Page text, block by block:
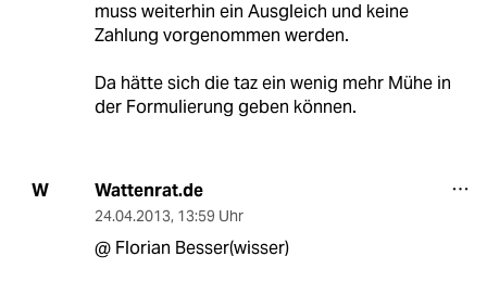
muss weiterhin ein Ausgleich und keine
Zahlung vorgenommen werden.
Da hätte sich die taz ein wenig mehr Mühe in
der Formulierung geben können.
W Wattenrat.de
24.04.2013, 13:59 Uhr
@ Florian Besser(wisser)